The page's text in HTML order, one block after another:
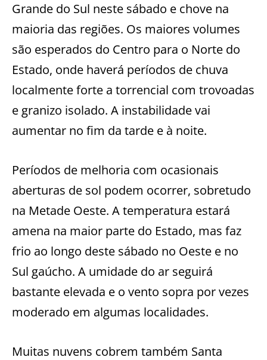
Grande do Sul neste sábado e chove na
maioria das regiões. Os maiores volumes
são esperados do Centro para o Norte do
Estado, onde haverá períodos de chuva
localmente forte a torrencial com trovoadas
e granizo isolado. A instabilidade vai
aumentar no fim da tarde e à noite.
Períodos de melhoria com ocasionais
aberturas de sol podem ocorrer, sobretudo
na Metade Oeste. A temperatura estará
amena na maior parte do Estado, mas faz
frio ao longo deste sábado no Oeste e no
Sul gaúcho. A umidade do ar seguirá
bastante elevada e o vento sopra por vezes
moderado em algumas localidades.
Muitas nuvens cobrem também Santa